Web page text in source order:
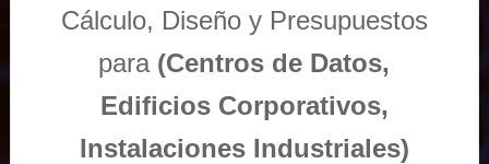
Cálculo, Diseño y Presupuestos
para (Centros de Datos,
Edificios Corporativos,
Instalaciones Industriales)